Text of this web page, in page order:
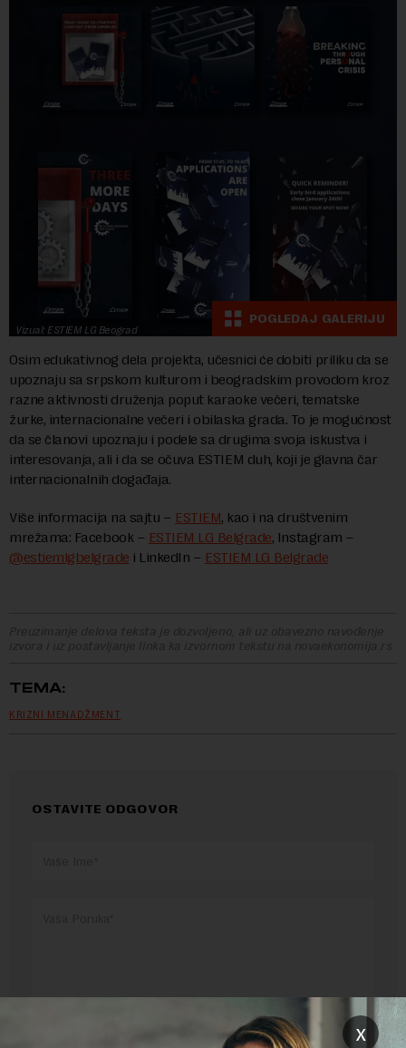
Vizual: ESTIEM LG Beograd
POGLEDAJ GALERIJU
Osim edukativnog dela projekta, učesnici će dobiti priliku da se
upoznaju sa srpskom kulturom i beogradskim provodom kroz
razne aktivnosti druženja poput karaoke večeri, tematske
žurke, internacionalne večeri i obilaska grada. To je mogućnost
da se članovi upoznaju i podele sa drugima svoja iskustva i
interesovanja, ali i da se očuva ESTIEM duh, koji je glavna čar
internacionalnih događaja.
Više informacija na sajtu – ESTIEM, kao i na društvenim
mrežama: Facebook – ESTIEM LG Belgrade, Instagram –
@estiemlgbelgrade i LinkedIn – ESTIEM LG Belgrade
Preuzimanje delova teksta je dozvoljeno, ali uz obavezno navođenje
izvora i uz postavljanje linka ka izvornom tekstu na novaekonomija.rs
TEMA:
KRIZNI MENADŽMENT
OSTAVITE ODGOVOR
Pre slanja komentara, molimo vas da se upoznate sa
x